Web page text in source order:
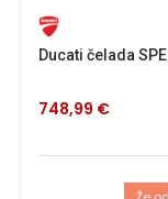
Ducati čelada
748,99 €